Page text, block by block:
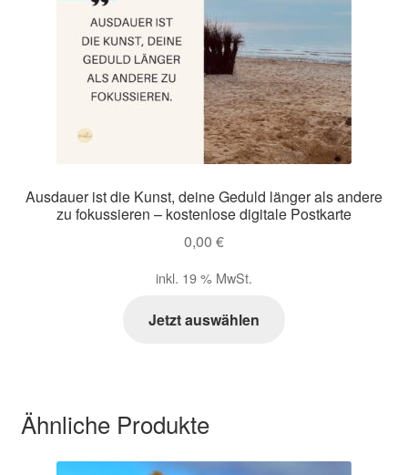
Ausdauer ist die Kunst, deine Geduld länger als andere
zu fokussieren – kostenlose digitale Postkarte
0,00 €
inkl. 19 % MwSt.
Jetzt auswählen
Ähnliche Produkte